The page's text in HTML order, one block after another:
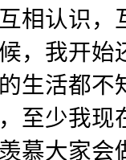
相认识
，我开
生活都
至少我
慕大家